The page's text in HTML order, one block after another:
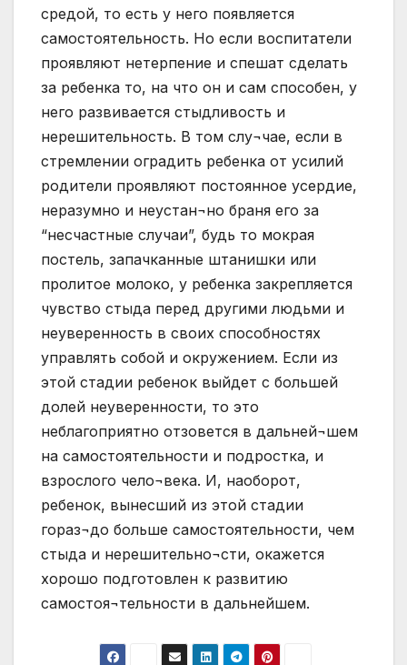
средой, то есть у него появляется
самостоятельность. Но если воспитатели
проявляют нетерпение и спешат сделать
за ребенка то, на что он и сам способен, у
него развивается стыдливость и
нерешительность. В том слу¬чае, если в
стремлении оградить ребенка от усилий
родители проявляют постоянное усердие,
неразумно и неустан¬но браня его за
“несчастные случаи”, будь то мокрая
постель, запачканные штанишки или
пролитое молоко, у ребенка закрепляется
чувство стыда перед другими людьми и
неуверенность в своих способностях
управлять собой и окружением. Если из
этой стадии ребенок выйдет с большей
долей неуверенности, то это
неблагоприятно отзовется в дальней¬шем
на самостоятельности и подростка, и
взрослого чело¬века. И, наоборот,
ребенок, вынесший из этой стадии
гораз¬до больше самостоятельности, чем
стыда и нерешительно¬сти, окажется
хорошо подготовлен к развитию
самостоя¬тельности в дальнейшем.